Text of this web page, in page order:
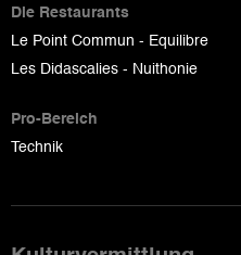
Die Restaurants
Le Point Commun - Equilibre
Les Didascalies - Nuithonie
Pro-Bereich
Technik